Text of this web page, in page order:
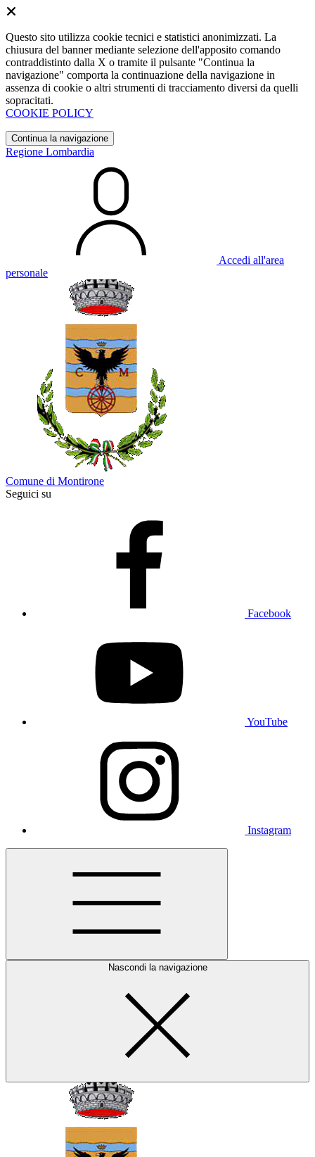
Questo sito utilizza cookie tecnici e statistici anonimizzati. La
chiusura del banner mediante selezione dell'apposito comando
contraddistinto dalla X o tramite il pulsante "Continua la
navigazione" comporta la continuazione della navigazione in
assenza di cookie o altri strumenti di tracciamento diversi da quelli
sopracitati.
COOKIE POLICY
Continua la navigazione
Regione Lombardia
Accedi all'area
personale
Comune di Montirone
Seguici su
Facebook
YouTube
Instagram
Nascondi la navigazione